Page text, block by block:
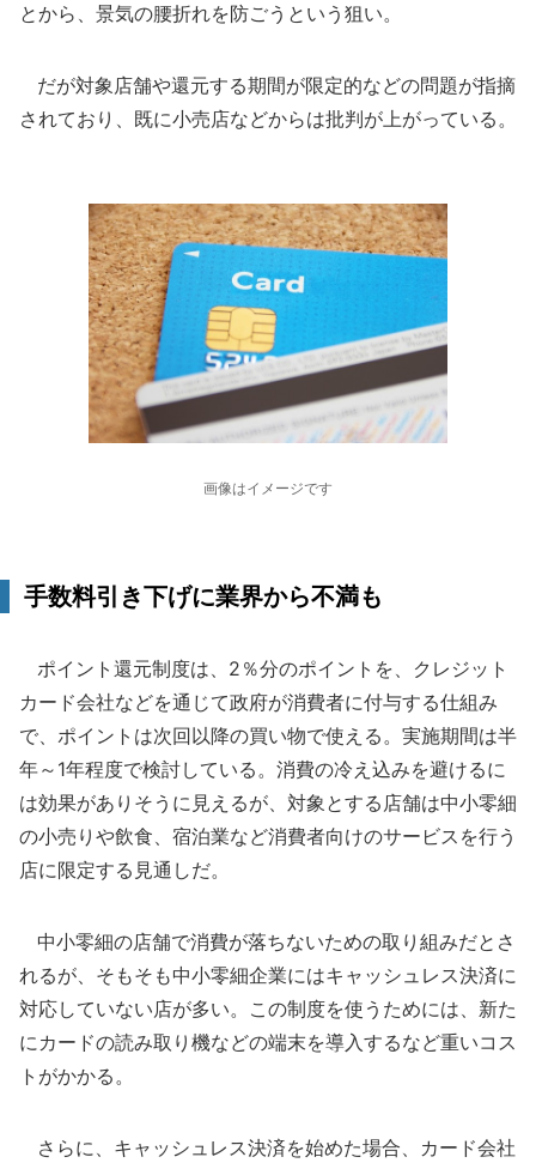
とから、景気の腰折れを防ごうという狙い。
だが対象店舗や還元する期間が限定的などの問題が指摘
されており、既に小売店などからは批判が上がっている。
画像はイメージです
手数料引き下げに業界から不満も
ポイント還元制度は、2％分のポイントを、クレジット
カード会社などを通じて政府が消費者に付与する仕組み
で、ポイントは次回以降の買い物で使える。実施期間は半
年～1年程度で検討している。消費の冷え込みを避けるに
は効果がありそうに見えるが、対象とする店舗は中小零細
の小売りや飲食、宿泊業など消費者向けのサービスを行う
店に限定する見通しだ。
中小零細の店舗で消費が落ちないための取り組みだとさ
れるが、そもそも中小零細企業にはキャッシュレス決済に
対応していない店が多い。この制度を使うためには、新た
にカードの読み取り機などの端末を導入するなど重いコス
トがかかる。
さらに、キャッシュレス決済を始めた場合、カード会社